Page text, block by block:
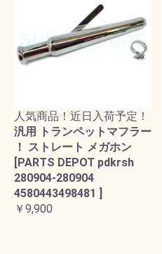
人気商品！近日入荷予定！
汎用 トランペットマフラー
！ ストレート メガホン
[PARTS DEPOT pdkrsh
280904-280904
4580443498481 ]
￥9,900